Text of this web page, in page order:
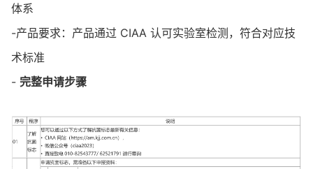
体系
-产品要求：产品通过 CIAA 认可实验室检测，符合对应技
术标准
- 完整申请步骤